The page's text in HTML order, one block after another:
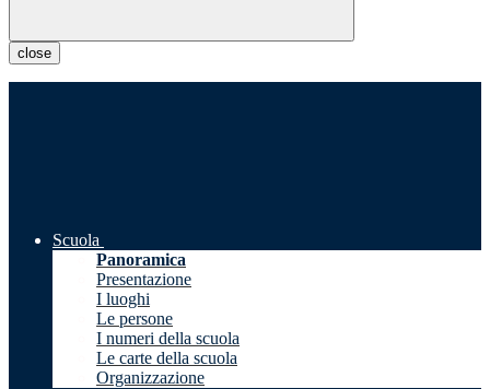
close
Scuola
Panoramica
Presentazione
I luoghi
Le persone
I numeri della scuola
Le carte della scuola
Organizzazione